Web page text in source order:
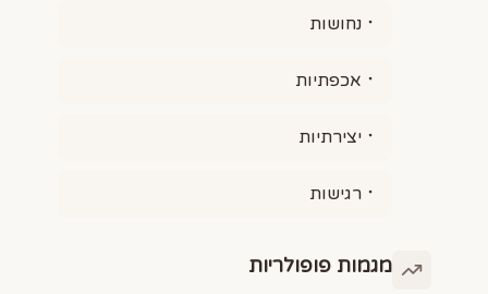
נחושות
אכפתיות
יצירתיות
רגישות
מגמות פופולריות